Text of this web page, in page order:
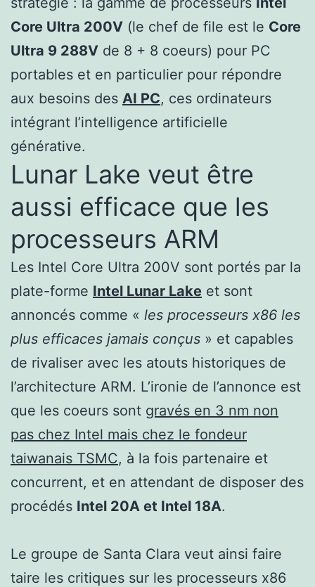
Core Ultra 200V (le chef de file est le Core
Ultra 9 288V de 8 + 8 coeurs) pour PC
portables et en particulier pour répondre
aux besoins des AI PC, ces ordinateurs
intégrant l’intelligence artificielle
générative.
Lunar Lake veut être
aussi efficace que les
processeurs ARM
Les Intel Core Ultra 200V sont portés par la
plate-forme Intel Lunar Lake et sont
annoncés comme « les processeurs x86 les
plus efficaces jamais conçus » et capables
de rivaliser avec les atouts historiques de
l’architecture ARM. L’ironie de l’annonce est
que les coeurs sont gravés en 3 nm non
pas chez Intel mais chez le fondeur
taiwanais TSMC, à la fois partenaire et
concurrent, et en attendant de disposer des
procédés Intel 20A et Intel 18A.
Le groupe de Santa Clara veut ainsi faire
taire les critiques sur les processeurs x86